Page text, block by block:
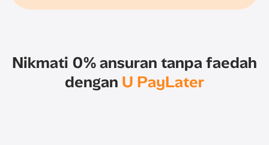
Nikmati 0% ansuran tanpa faedah
dengan U PayLater